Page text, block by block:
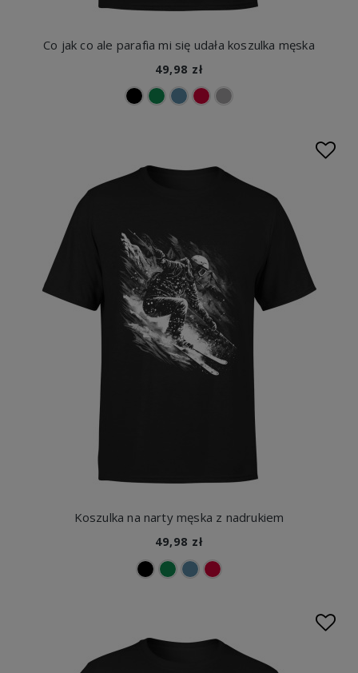
Co jak co ale parafia mi się udała koszulka męska
49,98 zł
Koszulka na narty męska z nadrukiem
49,98 zł